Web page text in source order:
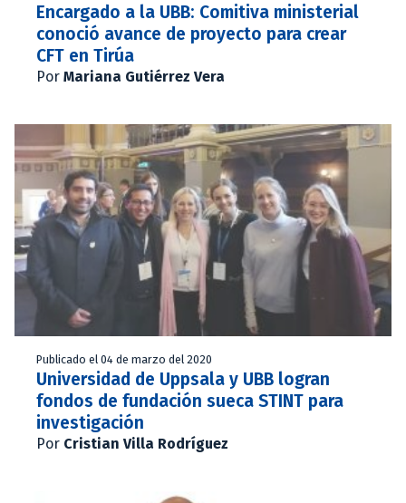
Encargado a la UBB: Comitiva ministerial
conoció avance de proyecto para crear
CFT en Tirúa
Por Mariana Gutiérrez Vera
Publicado el 04 de marzo del 2020
Universidad de Uppsala y UBB logran
fondos de fundación sueca STINT para
investigación
Por Cristian Villa Rodríguez